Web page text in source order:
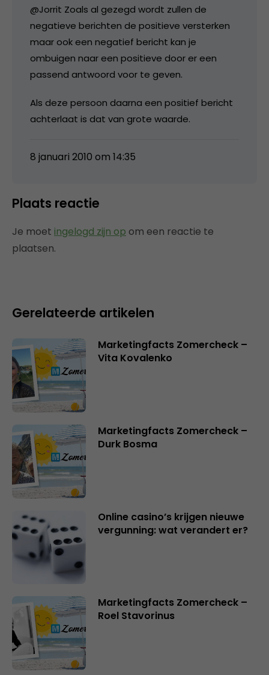
@Jorrit Zoals al gezegd wordt zullen de
negatieve berichten de positieve versterken
maar ook een negatief bericht kan je
ombuigen naar een positieve door er een
passend antwoord voor te geven.
Als deze persoon daarna een positief bericht
achterlaat is dat van grote waarde.
8 januari 2010 om 14:35
Plaats reactie
Je moet ingelogd zijn op om een reactie te
plaatsen.
Gerelateerde artikelen
Marketingfacts Zomercheck –
Vita Kovalenko
Marketingfacts Zomercheck –
Durk Bosma
Online casino’s krijgen nieuwe
vergunning: wat verandert er?
Marketingfacts Zomercheck –
Roel Stavorinus